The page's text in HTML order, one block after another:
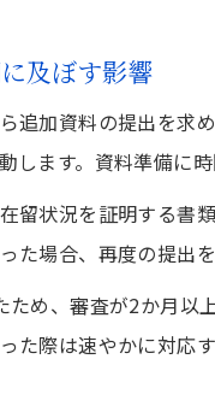
及ぼす影響
追加資料の提出を
します。資料準備に
留状況を証明する書
た場合、再度の提出
め、審査が2か月以
た際は速やかに対応